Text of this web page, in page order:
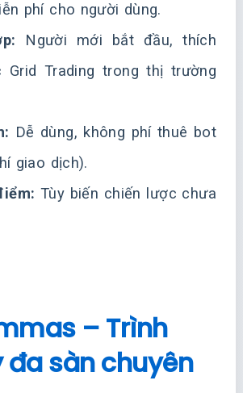
phí cho người dùng.
Người mới bắt đầu, thích
Grid Trading trong thị trường
Dễ dùng, không phí thuê bot
giao dịch).
Tùy biến chiến lược chưa
– Trình
đa sàn chuyên